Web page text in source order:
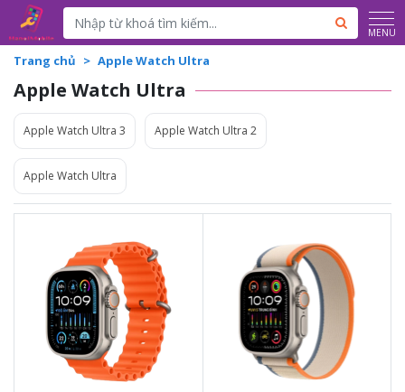
Powered by Translate MENU
Trang chủ Apple Watch Ultra
Apple Watch Ultra
Apple Watch Ultra 3 Apple Watch Ultra 2
Apple Watch Ultra
20.990.000đ Liên hệ
Kích thước màn hình: Diện
tích màn hình 1185mm
vuông
CPU: S9 SiP với bộ xử lí lõi
kép 64 bit
Kích thước: 49mm x 44mm
x 14,4mm
Trọng lượng: 61,4 gram
20.990.000đ Liên hệ
Kích thước màn hình: Diện
tích màn hình 1185mm
vuông
CPU: S9 SiP với bộ xử lí lõi
kép 64 bit
Kích thước: 49mm x 44mm
x 14,4mm
Trọng lượng: 61,4 gram